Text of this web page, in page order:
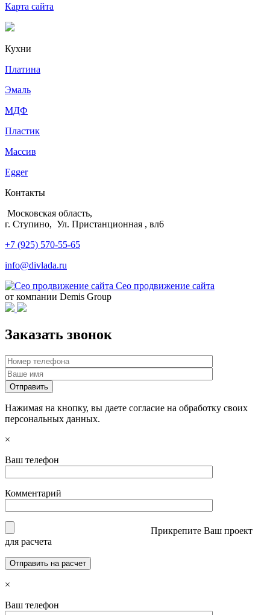
Карта сайта
Кухни
Платина
Эмаль
МДФ
Пластик
Массив
Egger
Контакты
Московская область,
г. Ступино, Ул. Пристанционная , вл6
+7 (925) 570-55-65
info@divlada.ru
Сео продвижение сайта
от компании Demis Group
Заказать звонок
Нажимая на кнопку, вы даете согласие на обработку своих
персональных данных.
×
Ваш телефон
Комментарий
Прикрепите Ваш проект
для расчета
×
Ваш телефон